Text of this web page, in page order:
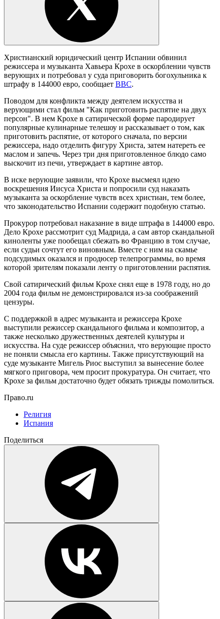
Христианский юридический центр Испании обвинил
режиссера и музыканта Хавьера Крохе в оскорблении чувств
верующих и потребовал у суда приговорить богохульника к
штрафу в 144000 евро, сообщает BBC.
Поводом для конфликта между деятелем искусства и
верующими стал фильм "Как приготовить распятие на двух
персон". В нем Крохе в сатирической форме пародирует
популярные кулинарные телешоу и рассказывает о том, как
приготовить распятие, от которого сначала, по версии
режиссера, надо отделить фигуру Христа, затем натереть ее
маслом и запечь. Через три дня приготовленное блюдо само
выскочит из печи, утверждает в картине автор.
В иске верующие заявили, что Крохе высмеял идею
воскрешения Иисуса Христа и попросили суд наказать
музыканта за оскорбление чувств всех христиан, тем более,
что законодательство Испании содержит подобную статью.
Прокурор потребовал наказание в виде штрафа в 144000 евро.
Дело Крохе рассмотрит суд Мадрида, а сам автор скандальной
киноленты уже пообещал сбежать во Францию в том случае,
если судьи сочтут его виновным. Вместе с ним на скамье
подсудимых оказался и продюсер телепрограммы, во время
которой зрителям показали ленту о приготовлении распятия.
Свой сатирический фильм Крохе снял еще в 1978 году, но до
2004 года фильм не демонстрировался из-за соображений
цензуры.
С поддержкой в адрес музыканта и режиссера Крохе
выступили режиссер скандального фильма и композитор, а
также несколько дружественных деятелей культуры и
искусства. На суде режиссер объяснил, что верующие просто
не поняли смысла его картины. Также присутствующий на
суде музыканте Мигель Риос выступил за вынесение более
мягкого приговора, чем просит прокуратура. Он считает, что
Крохе за фильм достаточно будет обязать трижды помолиться.
Право.ru
Религия
Испания
Поделиться